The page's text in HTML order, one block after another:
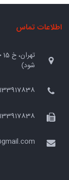
اطلاعات تماس
شود)
- 09012711727